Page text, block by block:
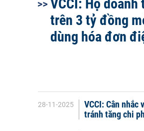
VCCI: Hộ doanh
trên 3 tỷ đồng
dùng hóa đơn
28-11-2025
VCCI: Cân
tránh tăng chi